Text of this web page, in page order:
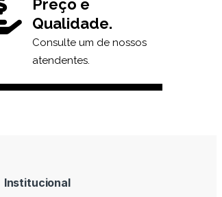
Preço e
Qualidade.
Consulte um de nossos
atendentes.
Institucional